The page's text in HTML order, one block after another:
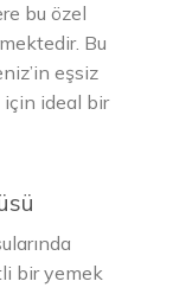
bu özel
Bu
eşsiz
ideal bir
bir yemek